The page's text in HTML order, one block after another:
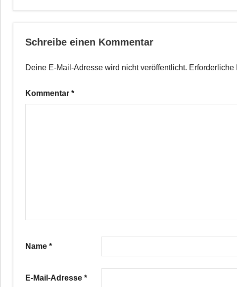
Schreibe einen Kommentar
Deine E-Mail-Adresse wird nicht veröffentlicht. Erforderliche
Kommentar *
Name *
E-Mail-Adresse *